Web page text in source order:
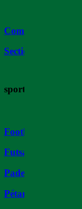
Comité de Direction
Sections
sports
Football
Futsal
Padel
Pétanque